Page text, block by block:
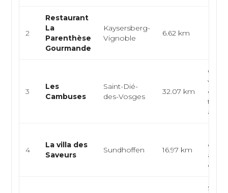
2
Restaurant
La
Parenthèse
Gourmande
Kaysersberg-
Vignoble
6.62 km
3
Les
Cambuses
Saint-Dié-
des-Vosges
32.07 km
4
La villa des
Saveurs
Sundhoffen 16.97 km